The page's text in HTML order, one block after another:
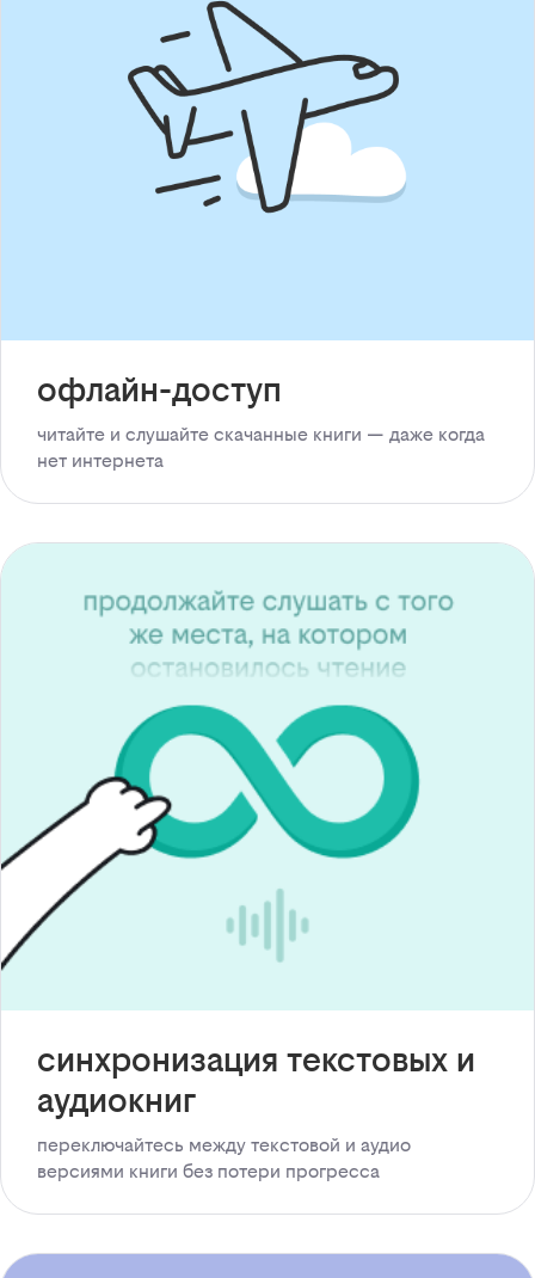
офлайн-доступ
читайте и слушайте скачанные книги — даже когда
нет интернета
синхронизация текстовых и
аудиокниг
переключайтесь между текстовой и аудио
версиями книги без потери прогресса